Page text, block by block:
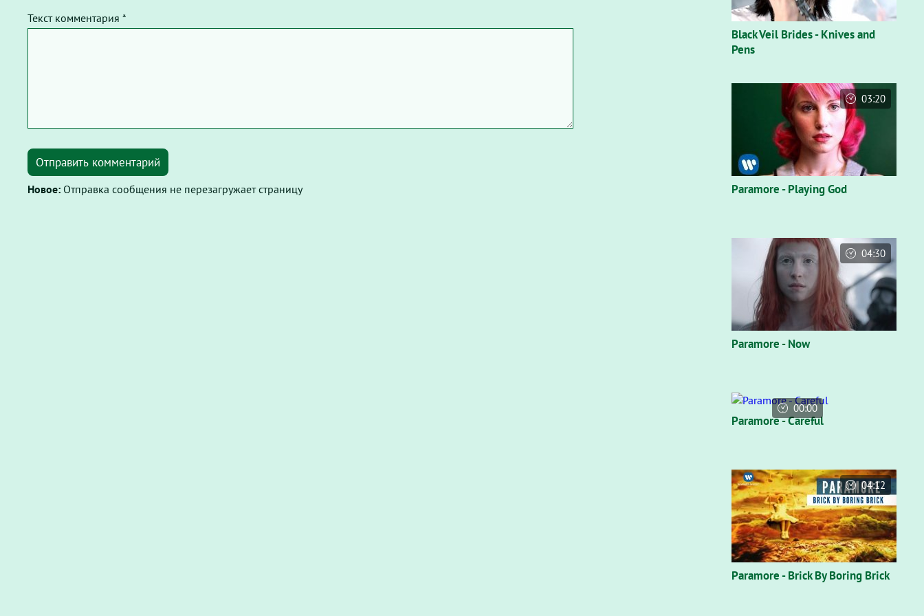
Текст комментария *
Отправить комментарий
Новое: Отправка сообщения не перезагружает страницу
Black Veil Brides - Knives and
Pens
Paramore - Playing God
03:20
Paramore - Now
04:30
Paramore - Careful
00:00
Paramore - Brick By Boring Brick
04:12